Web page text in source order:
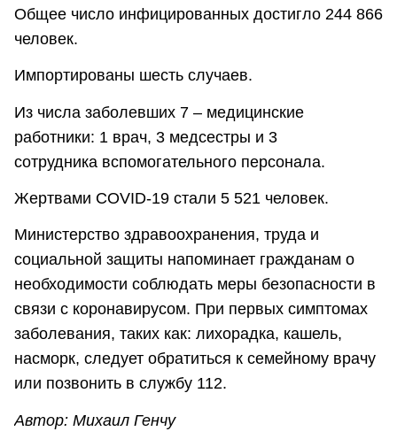
Общее число инфицированных достигло 244 866
человек.
Импортированы шесть случаев.
Из числа заболевших 7 – медицинские
работники: 1 врач, 3 медсестры и 3
сотрудника вспомогательного персонала.
Жертвами COVID-19 стали 5 521 человек.
Министерство здравоохранения, труда и
социальной защиты напоминает гражданам о
необходимости соблюдать меры безопасности в
связи с коронавирусом. При первых симптомах
заболевания, таких как: лихорадка, кашель,
насморк, следует обратиться к семейному врачу
или позвонить в службу 112.
Автор: Михаил Генчу